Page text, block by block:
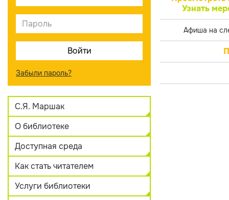
Забыли пароль?
С.Я. Маршак
О библиотеке
Доступная среда
Как стать читателем
Услуги библиотеки
Узнать
Афиша на